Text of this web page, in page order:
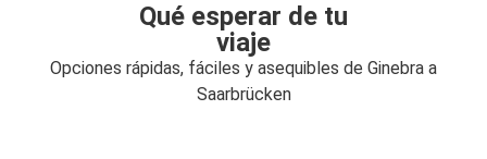
Qué esperar de tu
viaje
Opciones rápidas, fáciles y asequibles de Ginebra a
Saarbrücken